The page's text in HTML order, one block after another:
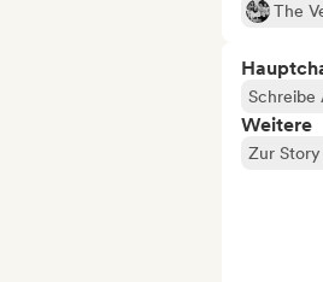
The
Schreibe
Weitere
Zur